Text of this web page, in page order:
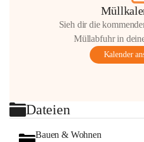
Sieh dir die
Müllabfuhr in
Kalender
Dateien
Bauen & Wohnen